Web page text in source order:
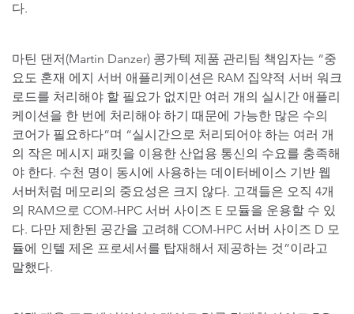
다.
마틴 댄저(Martin Danzer) 콩가텍 제품 관리팀 책임자는 “중
요도 혼재 에지 서버 애플리케이션은 RAM 집약적 서버 워크
로드를 처리해야 할 필요가 없지만 여러 개의 실시간 애플리
케이션을 한 번에 처리해야 하기 때문에 가능한 많은 수의
코어가 필요하다”며 “실시간으로 처리되어야 하는 여러 개
의 작은 메시지 패킷을 이용한 산업용 통신의 수요를 충족해
야 한다. 수천 명이 동시에 사용하는 데이터베이스 기반 웹
서버처럼 메모리의 중요성은 크지 않다. 고객들은 오직 4개
의 RAM으로 COM-HPC 서버 사이즈 E 모듈을 운용할 수 있
다. 다만 제한된 공간을 고려해 COM-HPC 서버 사이즈 D 모
듈에 인텔 제온 프로세서를 탑재해서 제공하는 것”이라고
말했다.